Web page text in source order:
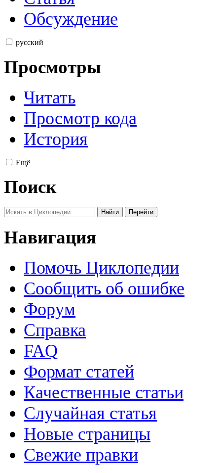
Обсуждение
русский
Просмотры
Читать
Просмотр кода
История
Ещё
Поиск
Навигация
Помочь Циклопедии
Сообщить об ошибке
Форум
Справка
FAQ
Формат статей
Качественные статьи
Случайная статья
Новые страницы
Свежие правки